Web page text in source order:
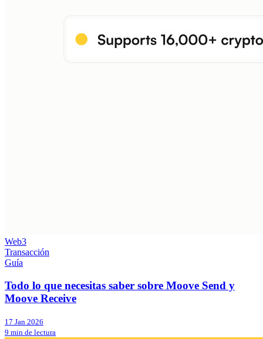
Web3
Transacción
Guía
Todo lo que necesitas saber sobre Moove Send y
Moove Receive
17 Jan 2026
9 min de lectura